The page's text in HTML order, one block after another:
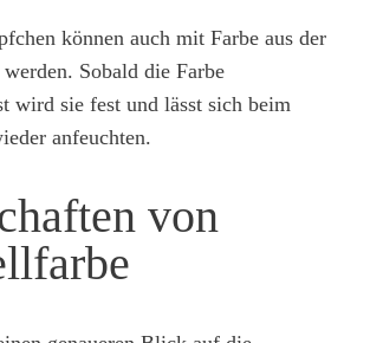
können auch mit Farbe aus der
Sobald die Farbe
wird sie fest und lässt sich beim
anfeuchten.
von